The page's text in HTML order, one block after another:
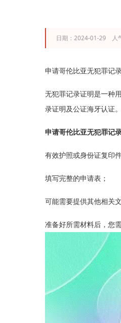
日期：2024-01-29 人
申请哥伦比亚无犯罪记
无犯罪记录证明是一种
录证明及公证海牙认证
申请哥伦比亚无犯罪记
有效护照或身份证复印
填写完整的申请表；
可能需要提供其他相关
准备好所需材料后，您